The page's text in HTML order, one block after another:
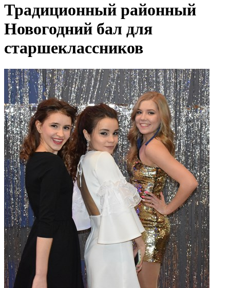
Традиционный районный
Новогодний бал для
старшеклассников